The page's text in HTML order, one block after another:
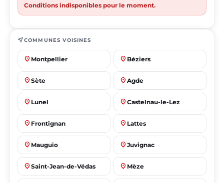
Conditions indisponibles pour le moment.
near_meCOMMUNES VOISINES
place Montpellier place Béziers
place Sète place Agde
place Lunel place Castelnau-le-Lez
place Frontignan place Lattes
place Mauguio place Juvignac
place Saint-Jean-de-Védas place Mèze